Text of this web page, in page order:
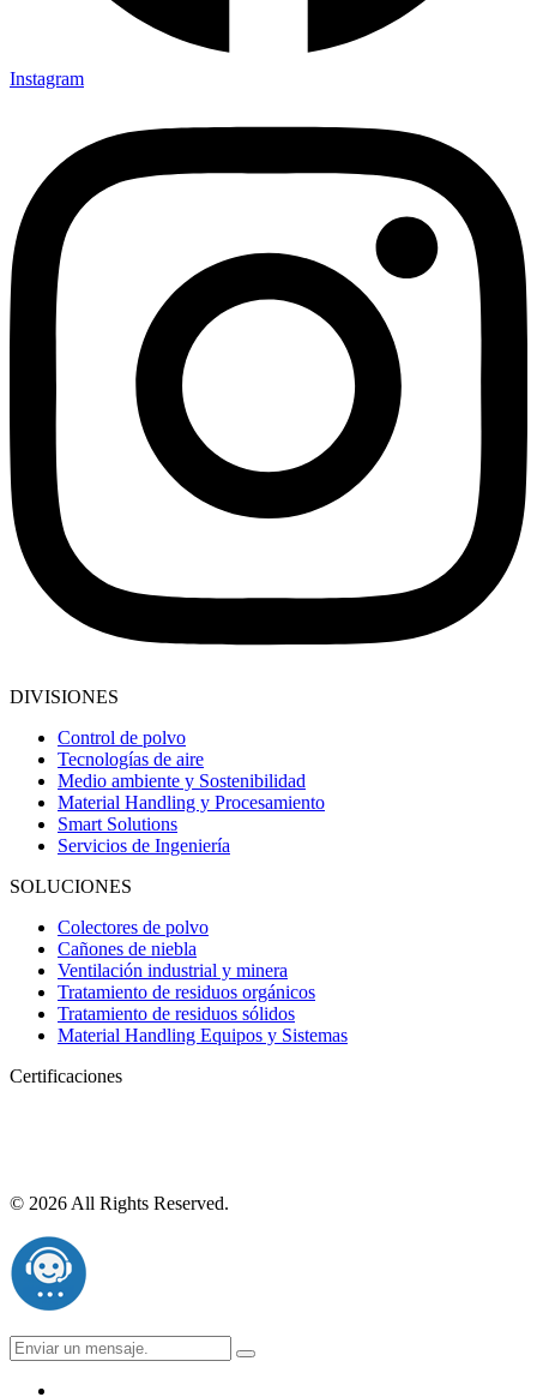
Instagram
DIVISIONES
Control de polvo
Tecnologías de aire
Medio ambiente y Sostenibilidad
Material Handling y Procesamiento
Smart Solutions
Servicios de Ingeniería
SOLUCIONES
Colectores de polvo
Cañones de niebla
Ventilación industrial y minera
Tratamiento de residuos orgánicos
Tratamiento de residuos sólidos
Material Handling Equipos y Sistemas
Certificaciones
© 2026 All Rights Reserved.